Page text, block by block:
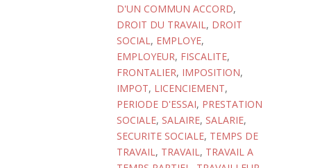
D'UN COMMUN ACCORD,
DROIT DU TRAVAIL, DROIT
SOCIAL, EMPLOYE,
EMPLOYEUR, FISCALITE,
FRONTALIER, IMPOSITION,
IMPOT, LICENCIEMENT,
PERIODE D'ESSAI, PRESTATION
SOCIALE, SALAIRE, SALARIE,
SECURITE SOCIALE, TEMPS DE
TRAVAIL, TRAVAIL, TRAVAIL A